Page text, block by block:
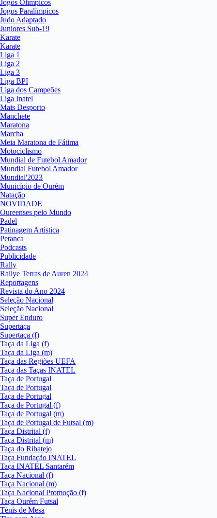
Jogos Olímpicos
Jogos Paralímpicos
Judo Adaptado
Juniores Sub-19
Karate
Karate
Liga 1
Liga 2
Liga 3
Liga BPI
Liga dos Campeões
Liga Inatel
Mais Desporto
Manchete
Maratona
Marcha
Meia Maratona de Fátima
Motociclismo
Mundial de Futebol Amador
Mundial Futebol Amador
Mundial'2023
Município de Ourém
Natação
NOVIDADE
Oureenses pelo Mundo
Padel
Patinagem Artística
Petanca
Podcasts
Publicidade
Rally
Rallye Terras de Auren 2024
Reportagens
Revista do Ano 2024
Seleção Nacional
Seleção Nacional
Super Enduro
Supertaça
Supertaça (f)
Taça da Liga (f)
Taça da Liga (m)
Taça das Regiões UEFA
Taça das Taças INATEL
Taça de Portugal
Taça de Portugal
Taça de Portugal
Taça de Portugal (f)
Taça de Portugal (m)
Taça de Portugal de Futsal (m)
Taça Distrital (f)
Taça Distrital (m)
Taça do Ribatejo
Taça Fundação INATEL
Taça INATEL Santarém
Taça Nacional (f)
Taça Nacional (m)
Taça Nacional Promoção (f)
Taça Ourém Futsal
Ténis de Mesa